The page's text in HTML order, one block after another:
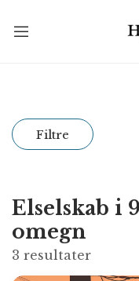
Filtre
Elselskab i
omegn
3 resultater